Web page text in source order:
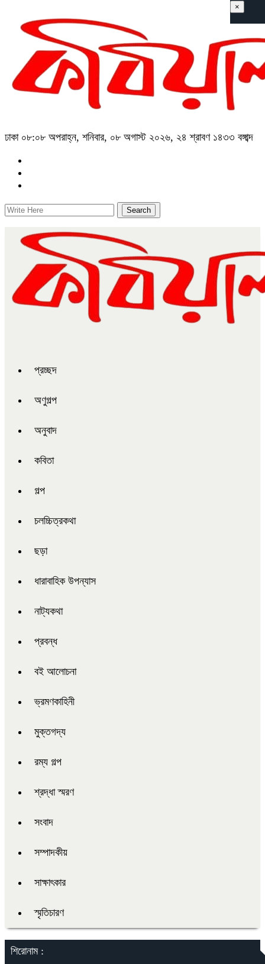
ঢাকা ০৮:০৮ অপরাহ্ন, শনিবার, ০৮ অগাস্ট ২০২৬, ২৪ শ্রাবণ ১৪৩৩ বঙ্গাব্দ
প্রচ্ছদ
অণুগল্প
অনুবাদ
কবিতা
গল্প
চলচ্চিত্রকথা
ছড়া
ধারাবাহিক উপন্যাস
নাট্যকথা
প্রবন্ধ
বই আলোচনা
ভ্রমণকাহিনী
মুক্তগদ্য
রম্য গল্প
শ্রদ্ধা স্মরণ
সংবাদ
সম্পাদকীয়
সাক্ষাৎকার
স্মৃতিচারণ
শিরোনাম :
×